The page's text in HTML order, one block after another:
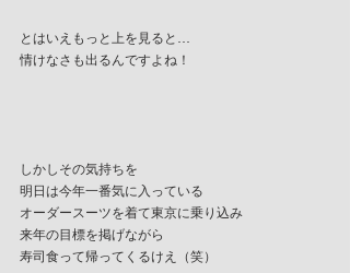
とはいえもっと上を見ると…
情けなさも出るんですよね！
しかしその気持ちを
明日は今年一番気に入っている
オーダースーツを着て東京に乗り込み
来年の目標を掲げながら
寿司食って帰ってくるけえ（笑）